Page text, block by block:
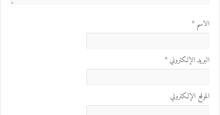
الاسم*
البريد الإلكتروني*
الموقع الإلكتروني